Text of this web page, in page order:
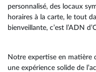
personnalisé, des locaux
horaires à la carte, le tout
bienveillante, c’est l’ADN
Notre expertise en matière
une expérience solide de